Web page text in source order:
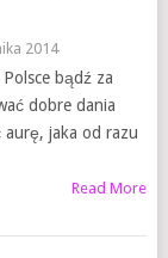
2014
Polsce bądź za
dobre dania
aurę, jaka od razu
Read More